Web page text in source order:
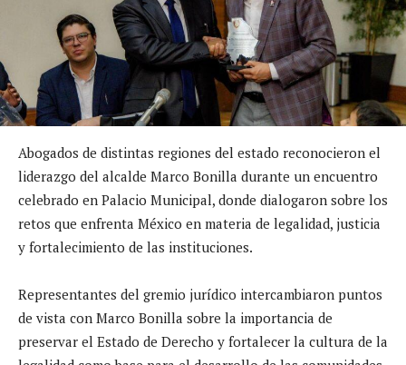
Abogados de distintas regiones del estado reconocieron el
liderazgo del alcalde Marco Bonilla durante un encuentro
celebrado en Palacio Municipal, donde dialogaron sobre los
retos que enfrenta México en materia de legalidad, justicia
y fortalecimiento de las instituciones.
Representantes del gremio jurídico intercambiaron puntos
de vista con Marco Bonilla sobre la importancia de
preservar el Estado de Derecho y fortalecer la cultura de la